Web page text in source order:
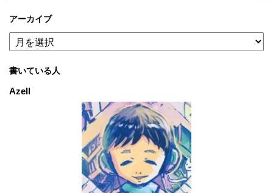
アーカイブ
ア
ー
イ
ブ
書いている人
Azell